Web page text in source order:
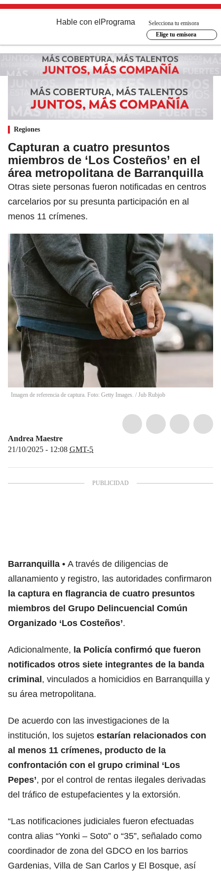
Hable con el Programa
Selecciona tu emisora
Elige tu emisora
Regiones
Capturan a cuatro presuntos
miembros de ‘Los Costeños’ en el
área metropolitana de Barranquilla
Otras siete personas fueron notificadas en centros
carcelarios por su presunta participación en al
menos 11 crímenes.
Imagen de referencia de captura. Foto: Getty Images. / Jub Rubjob
Andrea Maestre
21/10/2025 - 12:08 GMT-5
Barranquilla
A través de diligencias de
allanamiento y registro, las autoridades confirmaron
la captura en flagrancia de cuatro presuntos
miembros del Grupo Delincuencial Común
Organizado ‘Los Costeños’.
Adicionalmente, la Policía confirmó que fueron
notificados otros siete integrantes de la banda
criminal, vinculados a homicidios en Barranquilla y
su área metropolitana.
De acuerdo con las investigaciones de la
institución, los sujetos estarían relacionados con
al menos 11 crímenes, producto de la
confrontación con el grupo criminal ‘Los
Pepes’, por el control de rentas ilegales derivadas
del tráfico de estupefacientes y la extorsión.
“Las notificaciones judiciales fueron efectuadas
contra alias “Yonki – Soto” o “35”, señalado como
coordinador de zona del GDCO en los barrios
Gardenias, Villa de San Carlos y El Bosque, así